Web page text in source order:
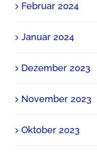
Februar 2024
Januar 2024
Dezember 2023
November 2023
Oktober 2023